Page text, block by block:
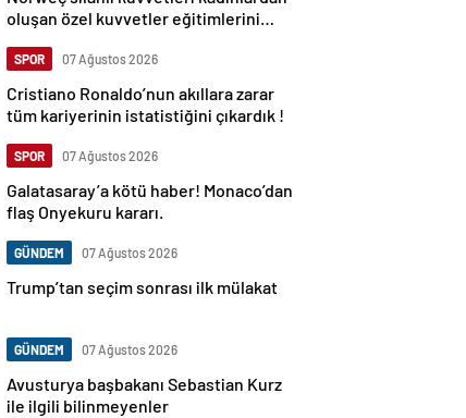
oluşan özel kuvvetler eğitimlerini
SPOR 07 Ağustos 2026
Cristiano Ronaldo’nun akıllara zarar
tüm kariyerinin istatistiğini çıkardık !
SPOR 07 Ağustos 2026
Galatasaray’a kötü haber! Monaco’dan
flaş Onyekuru kararı.
GÜNDEM 07 Ağustos 2026
Trump’tan seçim sonrası ilk mülakat
GÜNDEM 07 Ağustos 2026
Avusturya başbakanı Sebastian Kurz
ile ilgili bilinmeyenler